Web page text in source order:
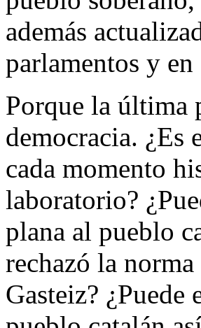
además
parlamentos y
Porque la última
democracia. ¿Es
cada momento
laboratorio?
plana al pueblo
rechazó la
Gasteiz?